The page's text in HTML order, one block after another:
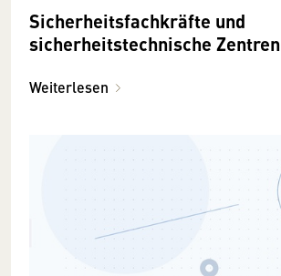
Sicherheitsfachkräfte und
sicherheitstechnische Zentren
Weiterlesen